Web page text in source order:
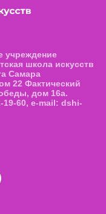
учреждение
школа искусств
Самара
22 Фактический
дом 16а.
60, e-mail: dshi-